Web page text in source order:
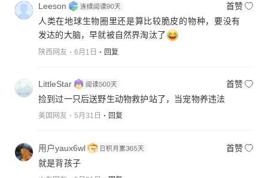
Leeson
首赞
人类在地球生物圈里还是算比较脆皮的物种，要没有
发达的大脑，早就被自然界淘汰了
陕西网友 6月1日 回复
LittleStar
首赞
捡到过一只后送野生动物救护站了，当宠物养违法
美国网友 5月31日 回复
用户yaux6wl
首赞
就是背孩子